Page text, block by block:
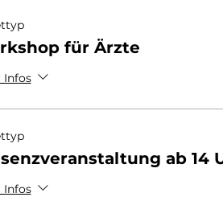
für Ärzte
Infos
ab 14
Infos